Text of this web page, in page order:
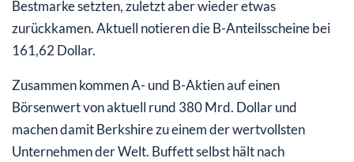
Bestmarke setzten, zuletzt aber wieder etwas
zurückkamen. Aktuell notieren die B-Anteilsscheine bei
161,62 Dollar.
Zusammen kommen A- und B-Aktien auf einen
Börsenwert von aktuell rund 380 Mrd. Dollar und
machen damit Berkshire zu einem der wertvollsten
Unternehmen der Welt. Buffett selbst hält nach